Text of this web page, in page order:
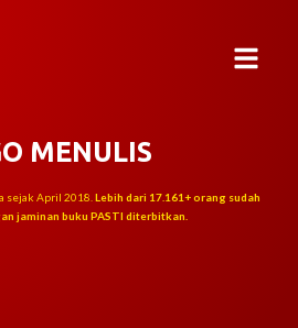
MENULIS
sejak April 2018. Lebih dari 17.161+ orang sudah
jaminan buku PASTI diterbitkan.